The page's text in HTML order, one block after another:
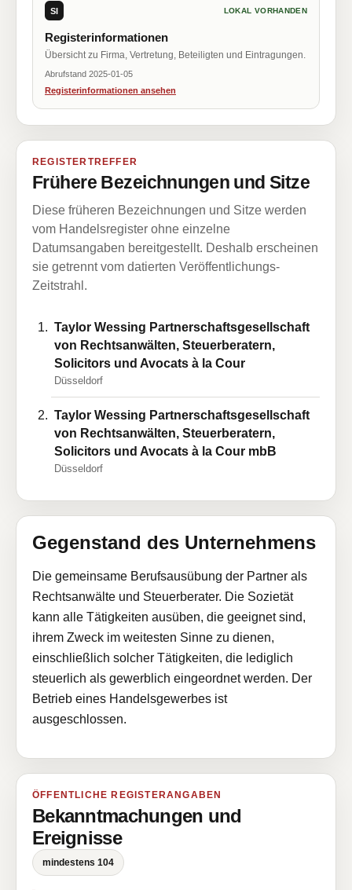
SI LOKAL VORHANDEN
Registerinformationen
Übersicht zu Firma, Vertretung, Beteiligten und Eintragungen.
Abrufstand 2025-01-05
Registerinformationen ansehen
REGISTERTREFFER
Frühere Bezeichnungen und Sitze
Diese früheren Bezeichnungen und Sitze werden
vom Handelsregister ohne einzelne
Datumsangaben bereitgestellt. Deshalb erscheinen
sie getrennt vom datierten Veröffentlichungs-
Zeitstrahl.
Taylor Wessing Partnerschaftsgesellschaft
von Rechtsanwälten, Steuerberatern,
Solicitors und Avocats à la Cour
Düsseldorf
Taylor Wessing Partnerschaftsgesellschaft
von Rechtsanwälten, Steuerberatern,
Solicitors und Avocats à la Cour mbB
Düsseldorf
Gegenstand des Unternehmens
Die gemeinsame Berufsausübung der Partner als
Rechtsanwälte und Steuerberater. Die Sozietät
kann alle Tätigkeiten ausüben, die geeignet sind,
ihrem Zweck im weitesten Sinne zu dienen,
einschließlich solcher Tätigkeiten, die lediglich
steuerlich als gewerblich eingeordnet werden. Der
Betrieb eines Handelsgewerbes ist
ausgeschlossen.
ÖFFENTLICHE REGISTERANGABEN
Bekanntmachungen und
Ereignisse
mindestens 104